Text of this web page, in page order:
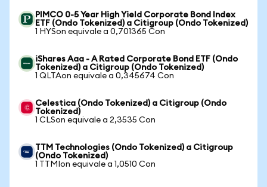
PIMCO 0-5 Year High Yield Corporate Bond Index
ETF (Ondo Tokenized) a Citigroup (Ondo Tokenized)
1 HYSon equivale a 0,701365 Con
iShares Aaa - A Rated Corporate Bond ETF (Ondo
Tokenized) a Citigroup (Ondo Tokenized)
1 QLTAon equivale a 0,345674 Con
Celestica (Ondo Tokenized) a Citigroup (Ondo
Tokenized)
1 CLSon equivale a 2,3535 Con
TTM Technologies (Ondo Tokenized) a Citigroup
(Ondo Tokenized)
1 TTMIon equivale a 1,0510 Con